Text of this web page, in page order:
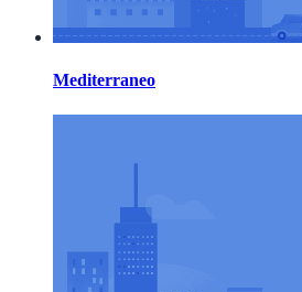
Mediterraneo